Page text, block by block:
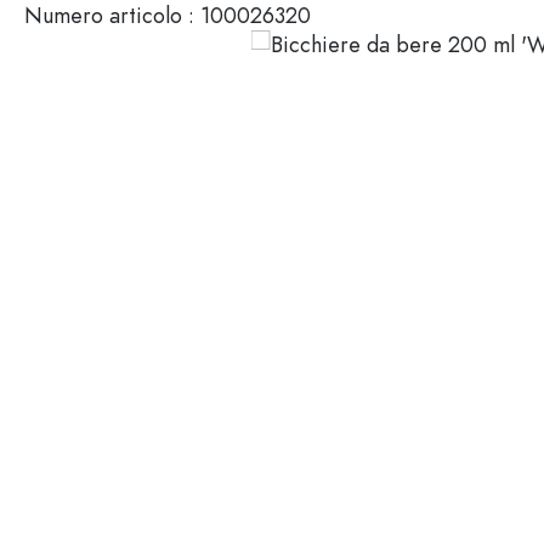
Packaging cosmetici
Bottiglie di vetro 100 ml
Numero articolo : 100026320